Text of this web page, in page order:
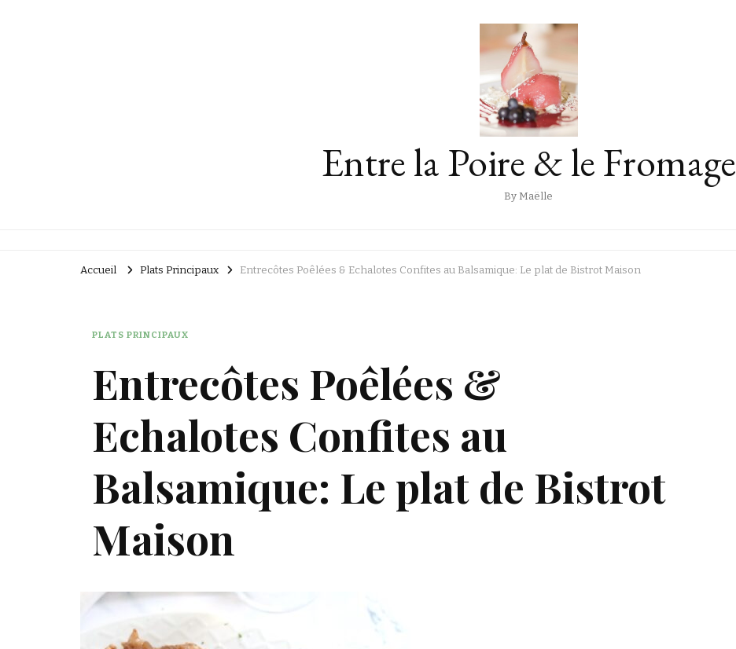
Entre la Poire & le Fromage
By Maëlle
Accueil Plats Principaux Entrecôtes Poêlées & Echalotes Confites au Balsamique: Le plat de Bistrot Maison
PLATS PRINCIPAUX
Entrecôtes Poêlées &
Echalotes Confites au
Balsamique: Le plat de Bistrot
Maison